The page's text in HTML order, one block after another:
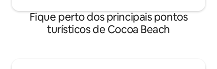
Fique perto dos principais pontos
turísticos de Cocoa Beach